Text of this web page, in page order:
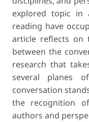
explored topic in
reading have
article reflects on
between the
research that
several planes
conversation
the recognition
authors and